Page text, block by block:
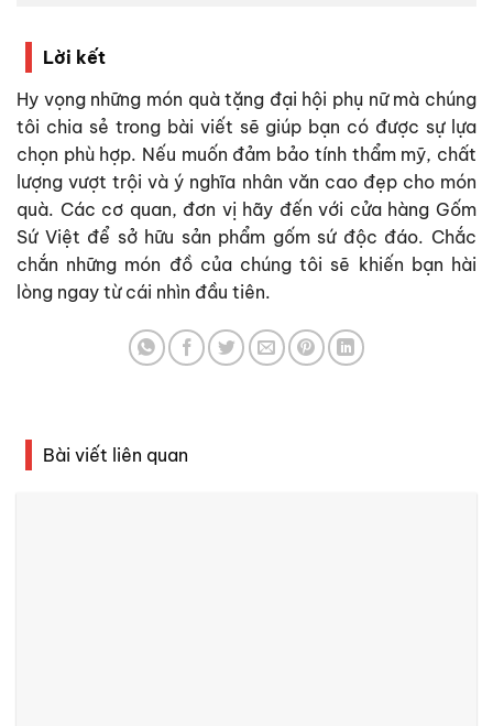
Lời kết
Hy vọng những món quà tặng đại hội phụ nữmà chúng
tôi chia sẻ trong bài viết sẽ giúp bạn có được sự lựa
chọn phù hợp. Nếu muốn đảm bảo tính thẩm mỹ, chất
lượng vượt trội và ý nghĩa nhân văn cao đẹp cho món
quà. Các cơ quan, đơn vị hãy đến với cửa hàng Gốm
Sứ Việt để sở hữu sản phẩm gốm sứ độc đáo. Chắc
chắn những món đồ của chúng tôi sẽ khiến bạn hài
lòng ngay từ cái nhìn đầu tiên.
Bài viết liên quan